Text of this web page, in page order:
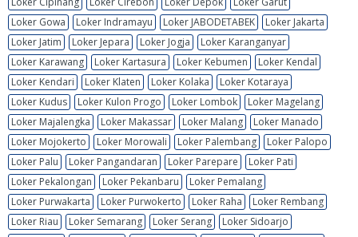
Loker Gowa
Loker Indramayu Loker JABODETABEK
Loker Jakarta
Loker Jatim
Loker Jepara Loker Jogja
Loker Karanganyar
Loker Karawang
Loker Kartasura Loker Kebumen
Loker Kendal
Loker Kendari
Loker Klaten Loker Kolaka
Loker Kotaraya
Loker Kudus
Loker Kulon Progo Loker Lombok
Loker Magelang
Loker Majalengka
Loker Makassar Loker Malang
Loker Manado
Loker Mojokerto
Loker Morowali Loker Palembang
Loker Palopo
Loker Palu
Loker Pangandaran Loker Parepare
Loker Pati
Loker Pekalongan
Loker Pekanbaru
Loker Pemalang
Loker Purwakarta
Loker Purwokerto Loker Raha
Loker Rembang
Loker Riau
Loker Semarang Loker Serang
Loker Sidoarjo